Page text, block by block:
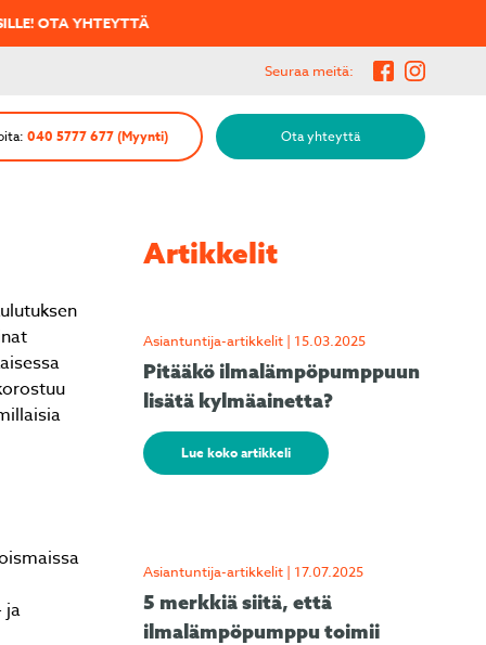
YHTEYTTÄ
Seuraa meitä:
040 5777 677 (Myynti) Ota yhteyttä
ja
Artikkelit
Asiantuntija-artikkelit | 15.03.2025
Pitääkö ilmalämpöpumppuun
lisätä kylmäainetta?
Lue koko artikkeli
Asiantuntija-artikkelit | 17.07.2025
5 merkkiä siitä, että
ilmalämpöpumppu toimii